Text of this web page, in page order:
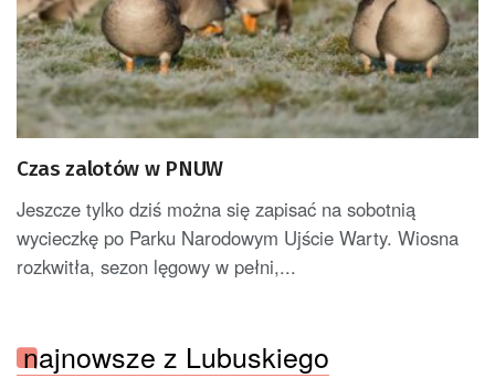
Czas zalotów w PNUW
Jeszcze tylko dziś można się zapisać na sobotnią
wycieczkę po Parku Narodowym Ujście Warty. Wiosna
rozkwitła, sezon lęgowy w pełni,...
najnowsze z Lubuskiego